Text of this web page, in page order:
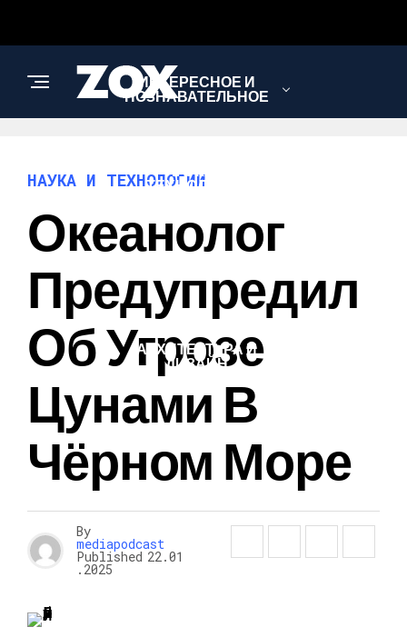
ИНТЕРЕСНОЕ И
ПОЗНАВАТЕЛЬНОЕ
НАУКА И
ТЕХНОЛОГИИ
АРХИТЕКТУРА И
ДИЗАЙН
НАУКА И ТЕХНОЛОГИИ
Океанолог
Предупредил
Об Угрозе
Цунами В
Чёрном Море
By
mediapodcast
Published 22.01
.2025